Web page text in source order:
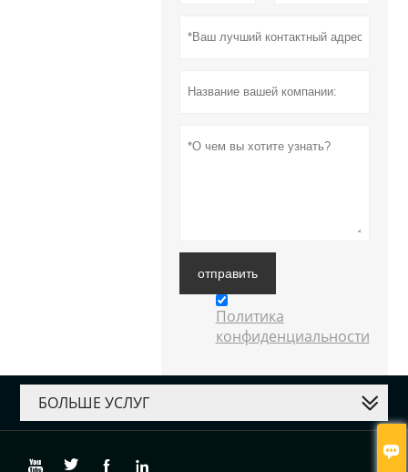

отправить
Политика
конфиденциальности
БОЛЬШЕ УСЛУГ
   